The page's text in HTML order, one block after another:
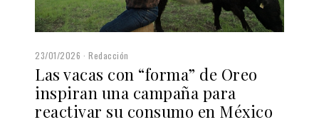
23/01/2026 Redacción
Las vacas con “forma” de Oreo
inspiran una campaña para
reactivar su consumo en México